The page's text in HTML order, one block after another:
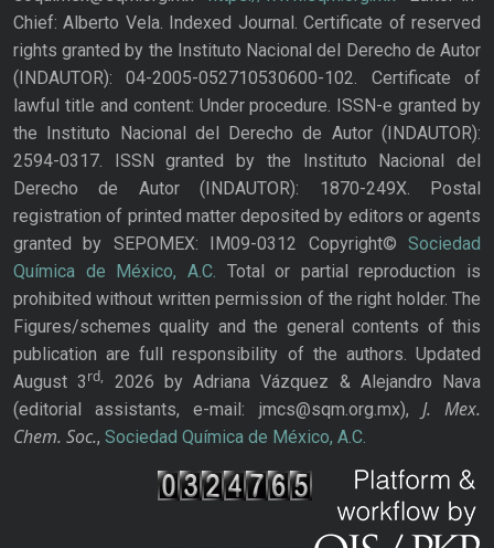
Chief: Alberto Vela. Indexed Journal. Certificate of reserved
rights granted by the Instituto Nacional del Derecho de Autor
(INDAUTOR): 04-2005-052710530600-102. Certificate of
lawful title and content: Under procedure. ISSN-e granted by
the Instituto Nacional del Derecho de Autor (INDAUTOR):
2594-0317. ISSN granted by the Instituto Nacional del
Derecho de Autor (INDAUTOR): 1870-249X. Postal
registration of printed matter deposited by editors or agents
granted by SEPOMEX: IM09-0312 Copyright© Sociedad
Química de México, A.C. Total or partial reproduction is
prohibited without written permission of the right holder. The
Figures/schemes quality and the general contents of this
publication are full responsibility of the authors. Updated
August 3rd,
2026 by Adriana Vázquez & Alejandro Nava
(editorial assistants, e-mail: jmcs@sqm.org.mx), J. Mex.
Chem. Soc., Sociedad Química de México, A.C.